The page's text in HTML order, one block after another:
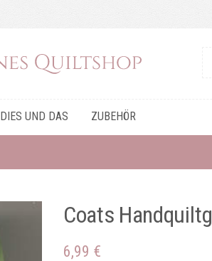
DIES UND DAS ZUBEHÖR
Coats
6,99 €